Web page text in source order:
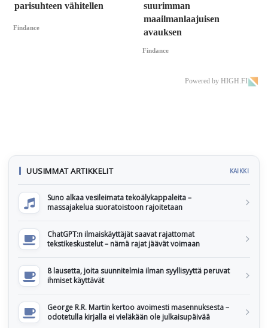
parisuhteen vähitellen
Findance
suurimman
maailmanlaajuisen
avauksen
Findance
Powered by HIGH.FI
UUSIMMAT ARTIKKELIT KAIKKI
Suno alkaa vesileimata tekoälykappaleita –
massajakelua suoratoistoon rajoitetaan
ChatGPT:n ilmaiskäyttäjät saavat rajattomat
tekstikeskustelut – nämä rajat jäävät voimaan
8 lausetta, joita suunnitelmia ilman syyllisyyttä peruvat
ihmiset käyttävät
George R.R. Martin kertoo avoimesti masennuksesta –
odotetulla kirjalla ei vieläkään ole julkaisupäivää